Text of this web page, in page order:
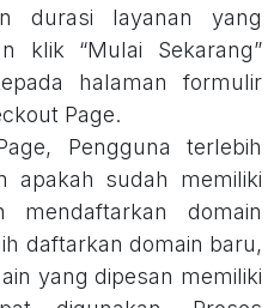
durasi layanan yang
klik “Mulai Sekarang”
halaman formulir
Page.
Pengguna terlebih
apakah sudah memiliki
mendaftarkan domain
daftarkan domain baru,
yang dipesan memiliki